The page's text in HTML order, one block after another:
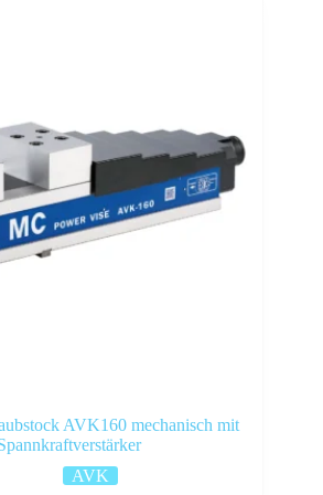
AVK160 mechanisch mit
AVK